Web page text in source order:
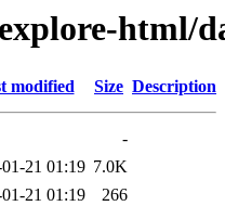
html/
modified Size Description
-
21 01:19 7.0K
21 01:19
266